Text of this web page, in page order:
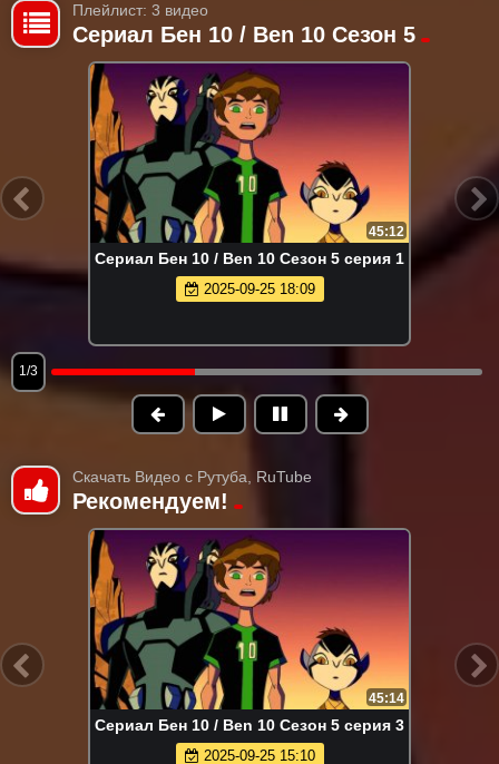
Плейлист: 3 видео
Сериал Бен 10 / Ben 10 Сезон 5
45:12
Сериал Бен 10 / Ben 10 Сезон 5 серия 1
2025-09-25 18:09
1/3
Скачать Видео с Рутуба, RuTube
Рекомендуем!
45:14
Сериал Бен 10 / Ben 10 Сезон 5 серия 3
2025-09-25 15:10